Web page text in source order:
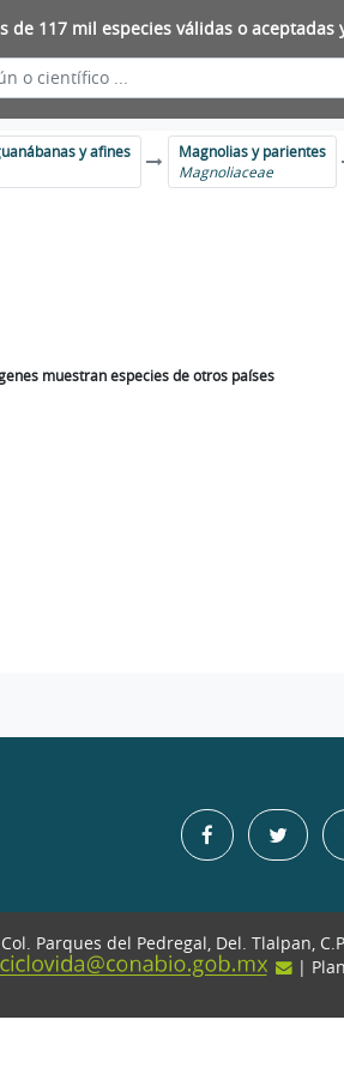
de 117 mil especies válidas o aceptadas
y afines
Magnolias y parientes
Magnoliaceae
muestran especies de otros países
Parques del Pedregal, Del. Tlalpan,
|